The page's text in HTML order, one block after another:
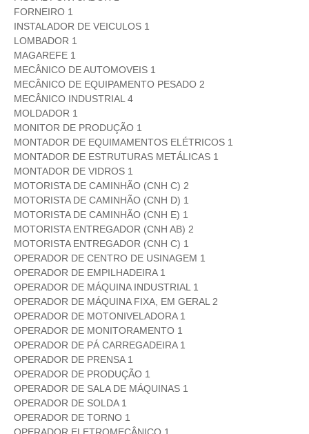
FORNEIRO 1
INSTALADOR DE VEICULOS 1
LOMBADOR 1
MAGAREFE 1
MECÂNICO DE AUTOMOVEIS 1
MECÂNICO DE EQUIPAMENTO PESADO 2
MECÂNICO INDUSTRIAL 4
MOLDADOR 1
MONITOR DE PRODUÇÃO 1
MONTADOR DE EQUIMAMENTOS ELÉTRICOS 1
MONTADOR DE ESTRUTURAS METÁLICAS 1
MONTADOR DE VIDROS 1
MOTORISTA DE CAMINHÃO (CNH C) 2
MOTORISTA DE CAMINHÃO (CNH D) 1
MOTORISTA DE CAMINHÃO (CNH E) 1
MOTORISTA ENTREGADOR (CNH AB) 2
MOTORISTA ENTREGADOR (CNH C) 1
OPERADOR DE CENTRO DE USINAGEM 1
OPERADOR DE EMPILHADEIRA 1
OPERADOR DE MÁQUINA INDUSTRIAL 1
OPERADOR DE MÁQUINA FIXA, EM GERAL 2
OPERADOR DE MOTONIVELADORA 1
OPERADOR DE MONITORAMENTO 1
OPERADOR DE PÁ CARREGADEIRA 1
OPERADOR DE PRENSA 1
OPERADOR DE PRODUÇÃO 1
OPERADOR DE SALA DE MÁQUINAS 1
OPERADOR DE SOLDA 1
OPERADOR DE TORNO 1